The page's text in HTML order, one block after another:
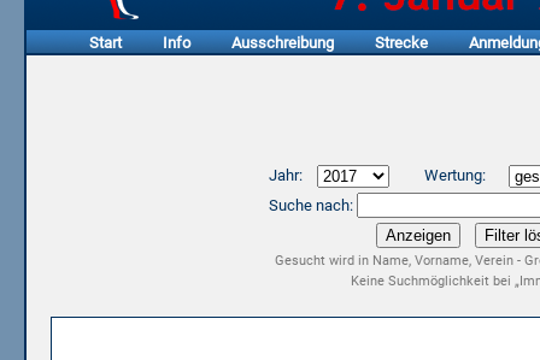
Start Info Ausschreibung Strecke
Jahr:
Wertung:
Suche nach:
Gesucht wird in Name, Vorname, Verein -
Keine Suchmöglichkeit bei